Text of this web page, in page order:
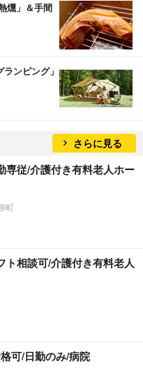
燻」＆手間
ンピング」
さらに見る
専従/介護付き有料老人ホー
町
ト相談可/介護付き有料老人
可/日勤のみ/病院